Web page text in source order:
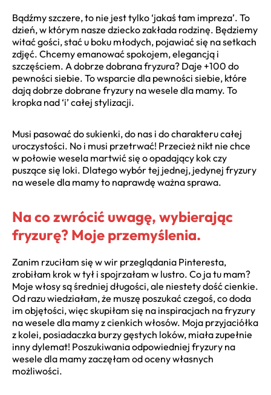
Bądźmy szczere, to nie jest tylko ‘jakaś tam impreza’. To
dzień, w którym nasze dziecko zakłada rodzinę. Będziemy
witać gości, stać u boku młodych, pojawiać się na setkach
zdjęć. Chcemy emanować spokojem, elegancją i
szczęściem. A dobrze dobrana fryzura? Daje +100 do
pewności siebie. To wsparcie dla pewności siebie, które
dają dobrze dobrane fryzury na wesele dla mamy. To
kropka nad ‘i’ całej stylizacji.
Musi pasować do sukienki, do nas i do charakteru całej
uroczystości. No i musi przetrwać! Przecież nikt nie chce
w połowie wesela martwić się o opadający kok czy
puszące się loki. Dlatego wybór tej jednej, jedynej fryzury
na wesele dla mamy to naprawdę ważna sprawa.
Na co zwrócić uwagę, wybierając
fryzurę? Moje przemyślenia.
Zanim rzuciłam się w wir przeglądania Pinteresta,
zrobiłam krok w tył i spojrzałam w lustro. Co ja tu mam?
Moje włosy są średniej długości, ale niestety dość cienkie.
Od razu wiedziałam, że muszę poszukać czegoś, co doda
im objętości, więc skupiłam się na inspiracjach na fryzury
na wesele dla mamy z cienkich włosów. Moja przyjaciółka
z kolei, posiadaczka burzy gęstych loków, miała zupełnie
inny dylemat! Poszukiwania odpowiedniej fryzury na
wesele dla mamy zaczęłam od oceny własnych
możliwości.